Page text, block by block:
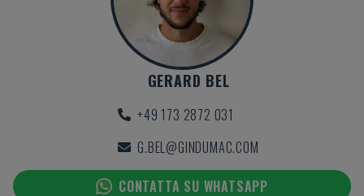
GERARD BEL
+49 173 2872 031
G.BEL@GINDUMAC.COM
CONTATTA SU WHATSAPP